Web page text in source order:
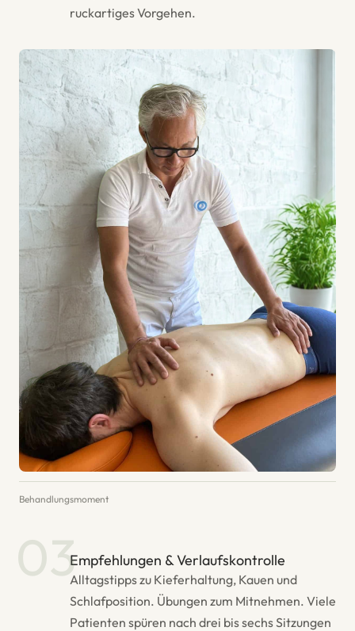
ruckartiges Vorgehen.
Behandlungsmoment
03Empfehlungen & Verlaufskontrolle
Alltagstipps zu Kieferhaltung, Kauen und
Schlafposition. Übungen zum Mitnehmen. Viele
Patienten spüren nach drei bis sechs Sitzungen